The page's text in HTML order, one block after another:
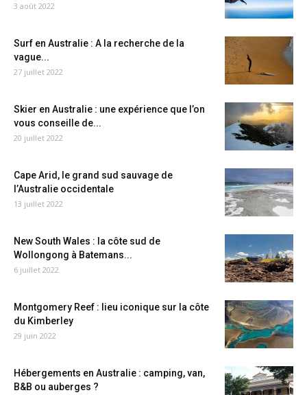
3 août 2022
Surf en Australie : A la recherche de la
vague...
27 juillet 2022
Skier en Australie : une expérience que l’on
vous conseille de...
20 juillet 2022
Cape Arid, le grand sud sauvage de
l’Australie occidentale
13 juillet 2022
New South Wales : la côte sud de
Wollongong à Batemans...
6 juillet 2022
Montgomery Reef : lieu iconique sur la côte
du Kimberley
29 juin 2022
Hébergements en Australie : camping, van,
B&B ou auberges ?